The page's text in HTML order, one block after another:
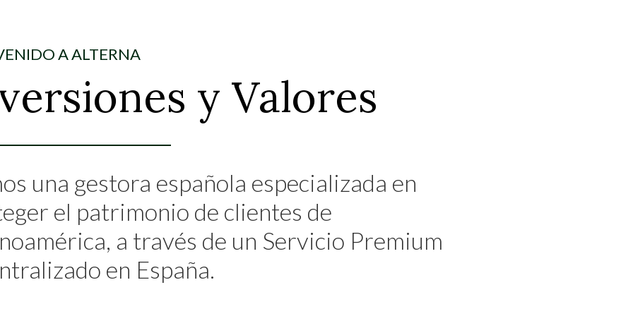
A ALTERNA
y Valores
una gestora española especializada en
el patrimonio de clientes de
a través de un Servicio Premium
en España.